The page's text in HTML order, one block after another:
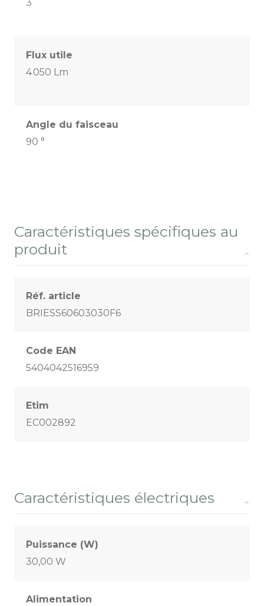
3
Flux utile
4 050 Lm
Angle du faisceau
90 °
Caractéristiques spécifiques au
produit
Réf. article
BRIESS60603030F6
Code EAN
5404042516959
Etim
EC002892
Caractéristiques électriques
Puissance (W)
30,00 W
Alimentation